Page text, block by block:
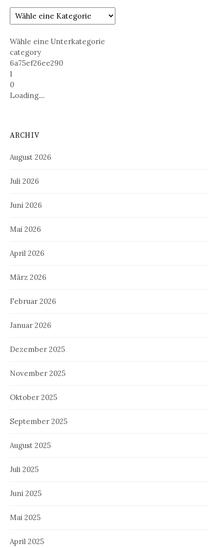
Wähle eine Unterkategorie
category
6a75ef26ee290
1
0
Loading....
ARCHIV
August 2026
Juli 2026
Juni 2026
Mai 2026
April 2026
März 2026
Februar 2026
Januar 2026
Dezember 2025
November 2025
Oktober 2025
September 2025
August 2025
Juli 2025
Juni 2025
Mai 2025
April 2025